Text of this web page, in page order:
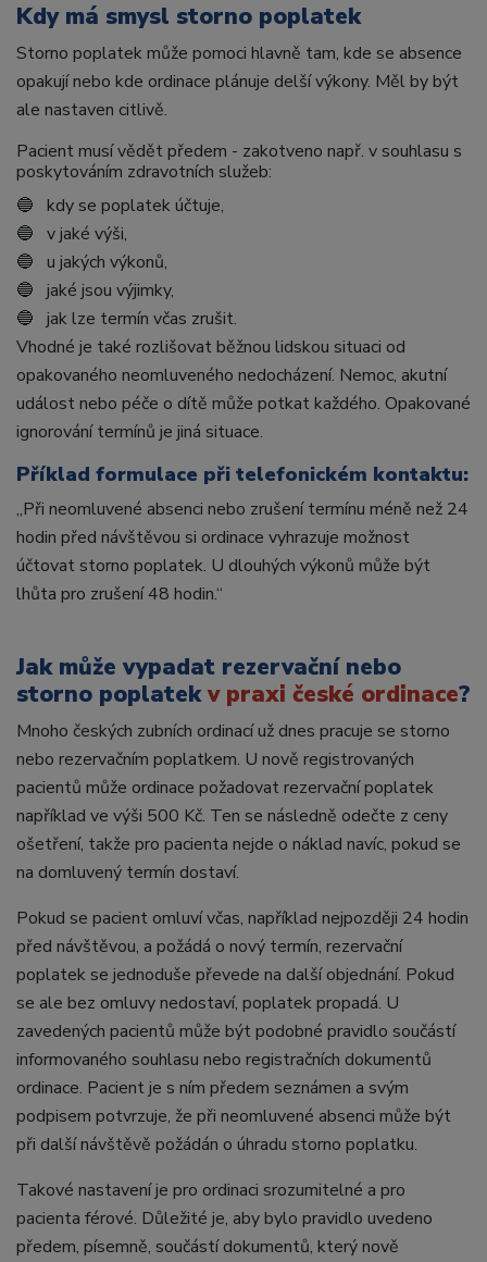
Kdy má smysl storno poplatek
Storno poplatek může pomoci hlavně tam, kde se absence
opakují nebo kde ordinace plánuje delší výkony. Měl by být
ale nastaven citlivě.
Pacient musí vědět předem - zakotveno např. v souhlasu s
poskytováním zdravotních služeb:
🔵 kdy se poplatek účtuje,
🔵 v jaké výši,
🔵 u jakých výkonů,
🔵 jaké jsou výjimky,
🔵 jak lze termín včas zrušit.
Vhodné je také rozlišovat běžnou lidskou situaci od
opakovaného neomluveného nedocházení. Nemoc, akutní
událost nebo péče o dítě může potkat každého. Opakované
ignorování termínů je jiná situace.
Příklad formulace při telefonickém kontaktu:
„Při neomluvené absenci nebo zrušení termínu méně než 24
hodin před návštěvou si ordinace vyhrazuje možnost
účtovat storno poplatek. U dlouhých výkonů může být
lhůta pro zrušení 48 hodin.“
Jak může vypadat rezervační nebo
storno poplatekv praxi české ordinace?
Mnoho českých zubních ordinací už dnes pracuje se storno
nebo rezervačním poplatkem. U nově registrovaných
pacientů může ordinace požadovat rezervační poplatek
například ve výši 500 Kč. Ten se následně odečte z ceny
ošetření, takže pro pacienta nejde o náklad navíc, pokud se
na domluvený termín dostaví.
Pokud se pacient omluví včas, například nejpozději 24 hodin
před návštěvou, a požádá o nový termín, rezervační
poplatek se jednoduše převede na další objednání. Pokud
se ale bez omluvy nedostaví, poplatek propadá. U
zavedených pacientů může být podobné pravidlo součástí
informovaného souhlasu nebo registračních dokumentů
ordinace. Pacient je s ním předem seznámen a svým
podpisem potvrzuje, že při neomluvené absenci může být
při další návštěvě požádán o úhradu storno poplatku.
Takové nastavení je pro ordinaci srozumitelné a pro
pacienta férové. Důležité je, aby bylo pravidlo uvedeno
předem, písemně, součástí dokumentů, který nově